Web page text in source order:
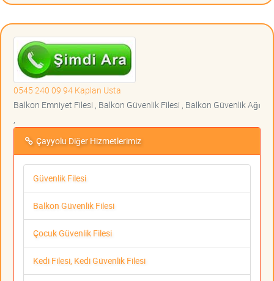
0545 240 09 94 Kaplan Usta
Balkon Emniyet Filesi , Balkon Güvenlik Filesi , Balkon Güvenlik Ağı
,
Çayyolu Diğer Hizmetlerimiz
Güvenlik Filesi
Balkon Güvenlik Filesi
Çocuk Güvenlik Filesi
Kedi Filesi, Kedi Güvenlik Filesi